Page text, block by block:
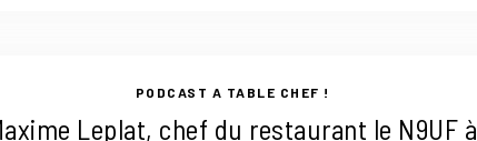
PODCAST A TABLE CHEF !
Leplat, chef du restaurant le N9UF à